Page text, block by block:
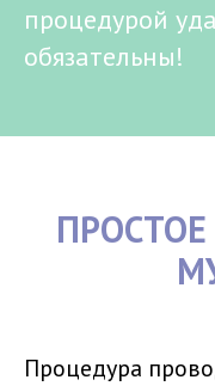
процедурой
обязательны!
Процедура